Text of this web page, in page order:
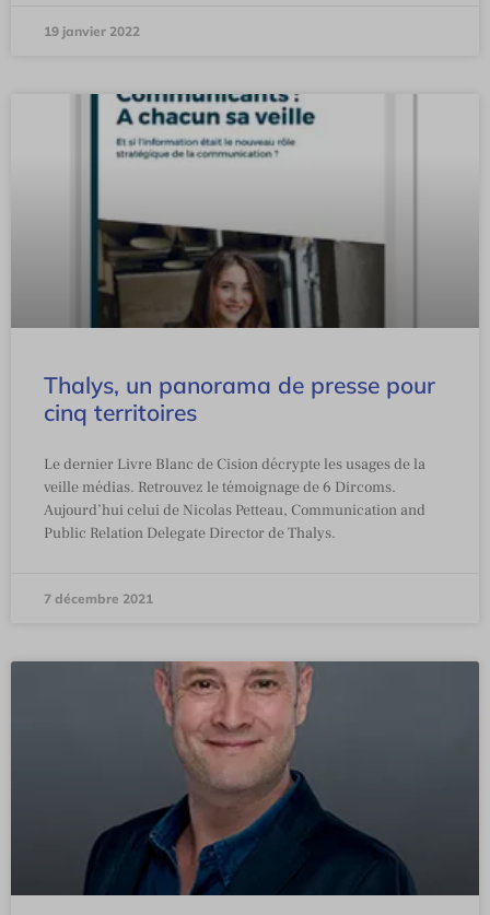
19 janvier 2022
Thalys, un panorama de presse pour
cinq territoires
Le dernier Livre Blanc de Cision décrypte les usages de la
veille médias. Retrouvez le témoignage de 6 Dircoms.
Aujourd’hui celui de Nicolas Petteau, Communication and
Public Relation Delegate Director de Thalys.
7 décembre 2021